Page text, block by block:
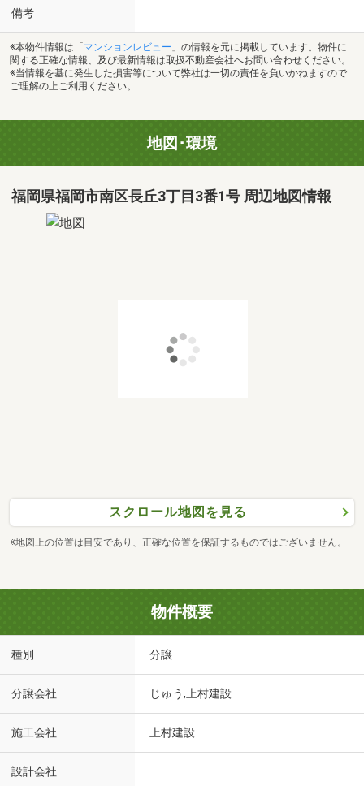
備考
※本物件情報は「 マンションレビュー 」の情報を元に掲載しています。物件に
関する正確な情報、及び最新情報は取扱不動産会社へお問い合わせください。
※当情報を基に発生した損害等について弊社は一切の責任を負いかねますので
ご理解の上ご利用ください。
地図･環境
福岡県福岡市南区長丘3丁目3番1号 周辺地図情報
スクロール地図を見る
※地図上の位置は目安であり、正確な位置を保証するものではございません。
物件概要
種別 分譲
分譲会社 じゅう,上村建設
施工会社 上村建設
設計会社